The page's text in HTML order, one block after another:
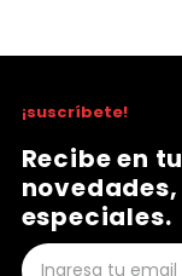
¡suscríbete!
Recibe en
especiales.